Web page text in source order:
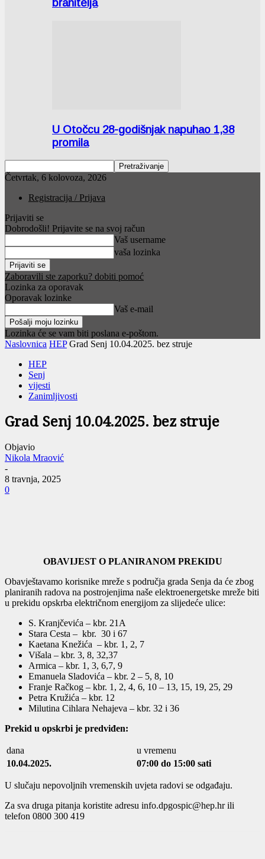
branitelja
U Otočcu 28-godišnjak napuhao 1,38
promila
Četvrtak, 6 kolovoza, 2026
Registracija / Prijava
Prijaviti se
Dobrodošli! Prijavite se na svoj račun
Vaš username
vaša lozinka
Zaboravili ste zaporku? dobiti pomoć
Lozinka za oporavak
Oporavak lozinke
Vaš e-mail
Lozinka će se vam biti poslana e-poštom.
Naslovnica HEP Grad Senj 10.04.2025. bez struje
HEP
Senj
vijesti
Zanimljivosti
Grad Senj 10.04.2025. bez struje
Objavio
Nikola Mraović
-
8 travnja, 2025
0
OBAVIJEST O PLANIRANOM PREKIDU
Obavještavamo korisnike mreže s područja grada Senja da će zbog
planiranih radova na postrojenjima naše elektroenergetske mreže biti
u prekidu opskrba električnom energijom za slijedeće ulice:
S. Kranjčevića – kbr. 21A
Stara Cesta – kbr. 30 i 67
Kaetana Knežića – kbr. 1, 2, 7
Višala – kbr. 3, 8, 32,37
Armica – kbr. 1, 3, 6,7, 9
Emanuela Sladovića – kbr. 2 – 5, 8, 10
Franje Račkog – kbr. 1, 2, 4, 6, 10 – 13, 15, 19, 25, 29
Petra Kružića – kbr. 12
Milutina Cihlara Nehajeva – kbr. 32 i 36
Prekid u opskrbi je predviđen:
dana
u vremenu
10.04.2025.
07:00 do 15:00 sati
U slučaju nepovoljnih vremenskih uvjeta radovi se odgađaju.
Za sva druga pitanja koristite adresu info.dpgospic@hep.hr ili
telefon 0800 300 419